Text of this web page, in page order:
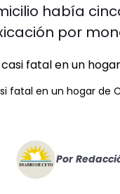
había
por
fatal en un hogar de
Por